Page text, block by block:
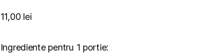
11,00 lei
Ingrediente pentru 1 portie: